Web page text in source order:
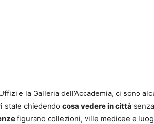
e la Galleria dell’Accademia, ci sono
state chiedendo cosa vedere in città
figurano collezioni, ville medicee e